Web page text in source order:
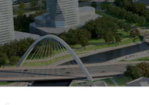
공지사항